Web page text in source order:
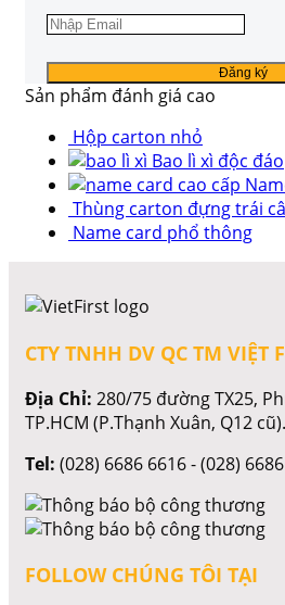
Sản phẩm đánh giá cao
Hộp carton nhỏ
Bao lì xì độc đáo
Thùng carton đựng trái
Name card phổ thông
CTY TNHH DV QC TM VIỆT
Địa Chỉ: 280/75 đường TX25,
TP.HCM (P.Thạnh Xuân, Q12 cũ).
Tel: (028) 6686 6616 - (028)
FOLLOW CHÚNG TÔI TẠI